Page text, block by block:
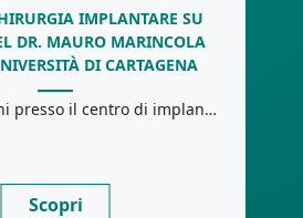
IMPLANTARE SU
DR. MAURO MARINCOLA
DI CARTAGENA
Da oltre 25 anni presso il centro di implantologia orale di Cartagena si formano e […]
Scopri